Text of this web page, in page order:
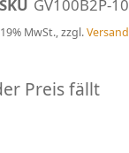
GV100B2P-10
MwSt., zzgl.Versand
Preis fällt